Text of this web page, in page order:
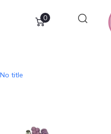
0
No title